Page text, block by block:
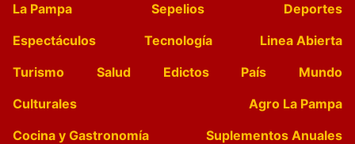
La Pampa Sepelios
Deportes
Espectáculos
Tecnología
Linea Abierta
Turismo
Salud Edictos País
Mundo
Culturales
Agro La Pampa
Cocina y Gastronomía
Suplementos Anuales